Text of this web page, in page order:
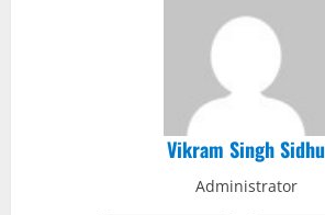
Vikram Singh Sidhu
Administrator